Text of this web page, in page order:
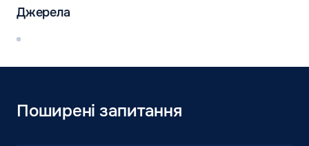
Джерела
Поширені запитання